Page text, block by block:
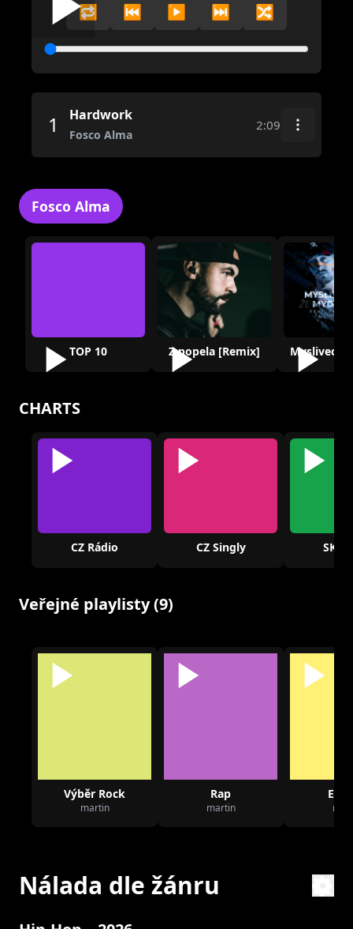
🔁 ⏮️ ▶️ ⏭️ 🔀
1 Hardwork
Fosco Alma
2:09
Fosco Alma
TOP 10 Z popela [Remix]
CHARTS
CZ Rádio CZ Singly SK
Veřejné playlisty (9)
Výběr Rock
martin
Rap
martin
Nálada dle žánru